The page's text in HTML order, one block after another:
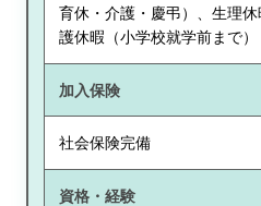
育休・介護・慶弔）、生理
護休暇（小学校就学前まで）
加入保険
社会保険完備
資格・経験